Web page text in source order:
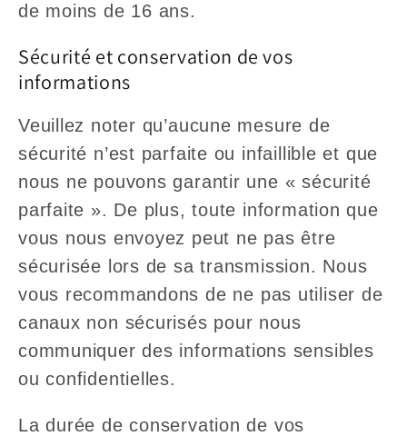
de moins de 16 ans.
Sécurité et conservation de vos
informations
Veuillez noter qu’aucune mesure de
sécurité n’est parfaite ou infaillible et que
nous ne pouvons garantir une « sécurité
parfaite ». De plus, toute information que
vous nous envoyez peut ne pas être
sécurisée lors de sa transmission. Nous
vous recommandons de ne pas utiliser de
canaux non sécurisés pour nous
communiquer des informations sensibles
ou confidentielles.
La durée de conservation de vos